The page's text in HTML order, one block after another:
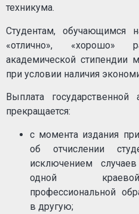
техникума.
Студентам, обучающимся
«отлично», «хорошо»
академической стипендии
при условии наличия
Выплата государственной
прекращается:
с момента издания
об отчислении
исключением
одной краевой
профессиональной
в другую;